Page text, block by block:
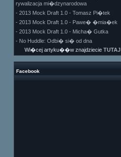
rywalizacja mi�dzynarodowa
- 2013 Mock Draft 1.0 - Tomasz Pi�tek
- 2013 Mock Draft 1.0 - Pawe� �mia�ek
- 2013 Mock Draft 1.0 - Micha� Gutka
- No Huddle: Odbi� si� od dna
Wi�cej artyku��w znajdziecie TUTAJ
Facebook